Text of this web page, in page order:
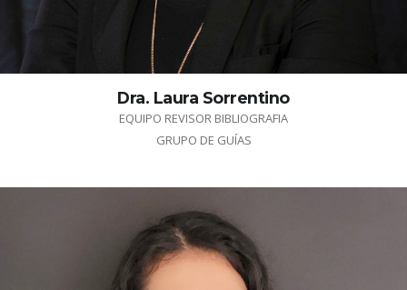
Dra. Laura Sorrentino
EQUIPO REVISOR BIBLIOGRAFIA
GRUPO DE GUÍAS